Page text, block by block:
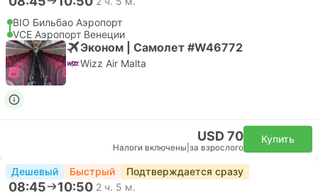
BIO Бильбао Аэропорт
VCE Аэропорт Венеции
Эконом | Самолет #W46772
Wizz Air Malta
USD 70
Налоги включены за взрослого
Купить
Дешевый Быстрый Подтверждается сразу
08:45 10:50 2 ч. 5 м.